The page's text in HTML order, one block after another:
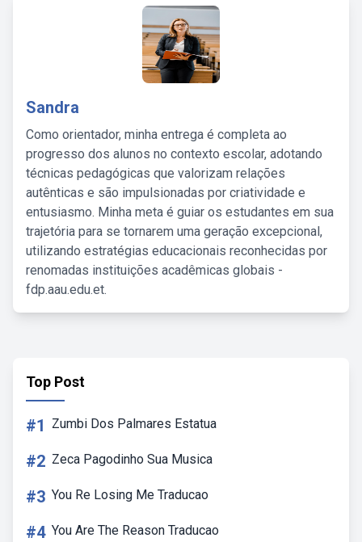
Sandra
Como orientador, minha entrega é completa ao
progresso dos alunos no contexto escolar, adotando
técnicas pedagógicas que valorizam relações
autênticas e são impulsionadas por criatividade e
entusiasmo. Minha meta é guiar os estudantes em sua
trajetória para se tornarem uma geração excepcional,
utilizando estratégias educacionais reconhecidas por
renomadas instituições acadêmicas globais -
fdp.aau.edu.et.
Top Post
#1 Zumbi Dos Palmares Estatua
#2 Zeca Pagodinho Sua Musica
#3 You Re Losing Me Traducao
#4 You Are The Reason Traducao